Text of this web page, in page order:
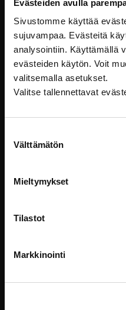
Evästeiden avulla
Sivustomme käyttää
sujuvampaa. Evästeitä
analysointiin. Käyttämällä
evästeiden käytön. Voit
valitsemalla asetukset.
Valitse tallennettavat
valinta
Välttämätön
Mieltymykset
Tilastot
Markkinointi
mielipidekysymyksiä.
Lainsäädäntö
Vihapuhe on erityisesti